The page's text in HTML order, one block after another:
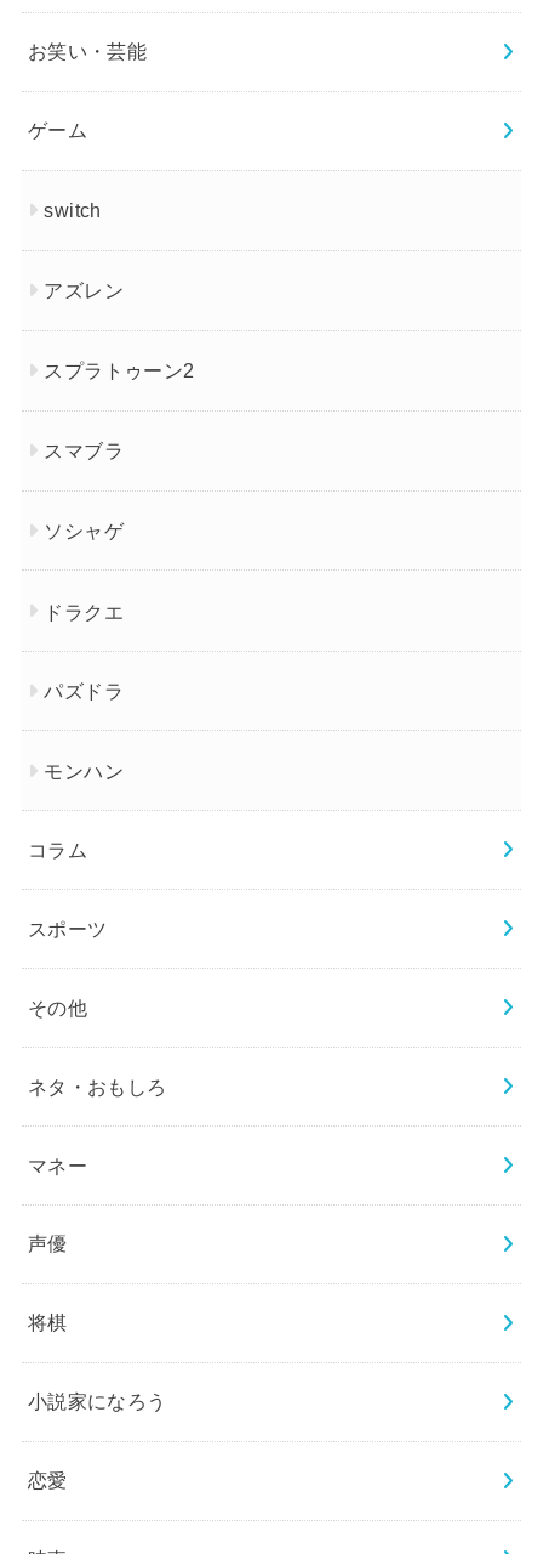
お笑い・芸能
ゲーム
switch
アズレン
スプラトゥーン2
スマブラ
ソシャゲ
ドラクエ
パズドラ
モンハン
コラム
スポーツ
その他
ネタ・おもしろ
マネー
声優
将棋
小説家になろう
恋愛